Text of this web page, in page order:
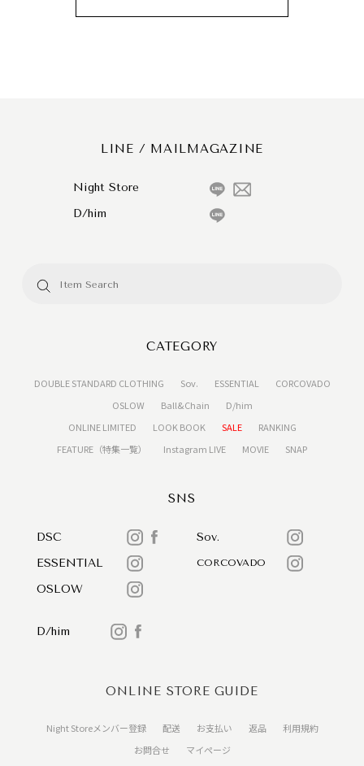
LINE / MAILMAGAZINE
Night Store
D/him
CATEGORY
DOUBLE STANDARD CLOTHING Sov. ESSENTIAL
CORCOVADO
OSLOW
Ball&Chain
D/him
ONLINE LIMITED
LOOK BOOK SALE
RANKING
FEATURE（特集一覧）
Instagram LIVE MOVIE SNAP
SNS
DSC
Sov.
ESSENTIAL
CORCOVADO
OSLOW
D/him
ONLINE STORE GUIDE
Night Storeメンバー登録 配送 お支払い 返品
利用規約
お問合せ
マイページ